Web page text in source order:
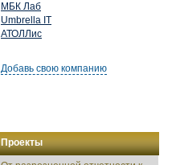
МБК Лаб
Umbrella IT
АТОЛЛис
Добавь свою компанию
Проекты